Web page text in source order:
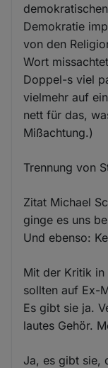
Demokratie
von den
Wort
Doppel-s viel
vielmehr auf
nett für das,
Mißachtung.)
Trennung von
Zitat Michael
ginge es uns
Und ebenso:
Mit der Kritik in
sollten auf Ex-
Es gibt sie ja.
lautes Gehör.
Ja, es gibt sie,